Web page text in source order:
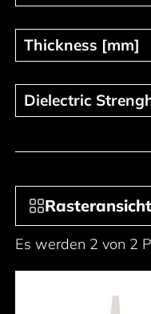
Rasteransicht
Es werden 2 von 2
Thickness
Thickness [mm]
Dielectric
Dielectric